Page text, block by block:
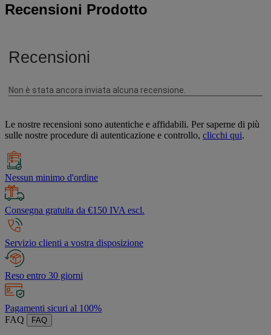
Recensioni Prodotto
Le nostre recensioni sono autentiche e affidabili. Per saperne di più
sulle nostre procedure di autenticazione e controllo, clicchi qui.
Nessun minimo d'ordine
Consegna gratuita da €150 IVA escl.
Servizio clienti a vostra disposizione
Reso entro 30 giorni
Pagamenti sicuri al 100%
FAQ
FAQ